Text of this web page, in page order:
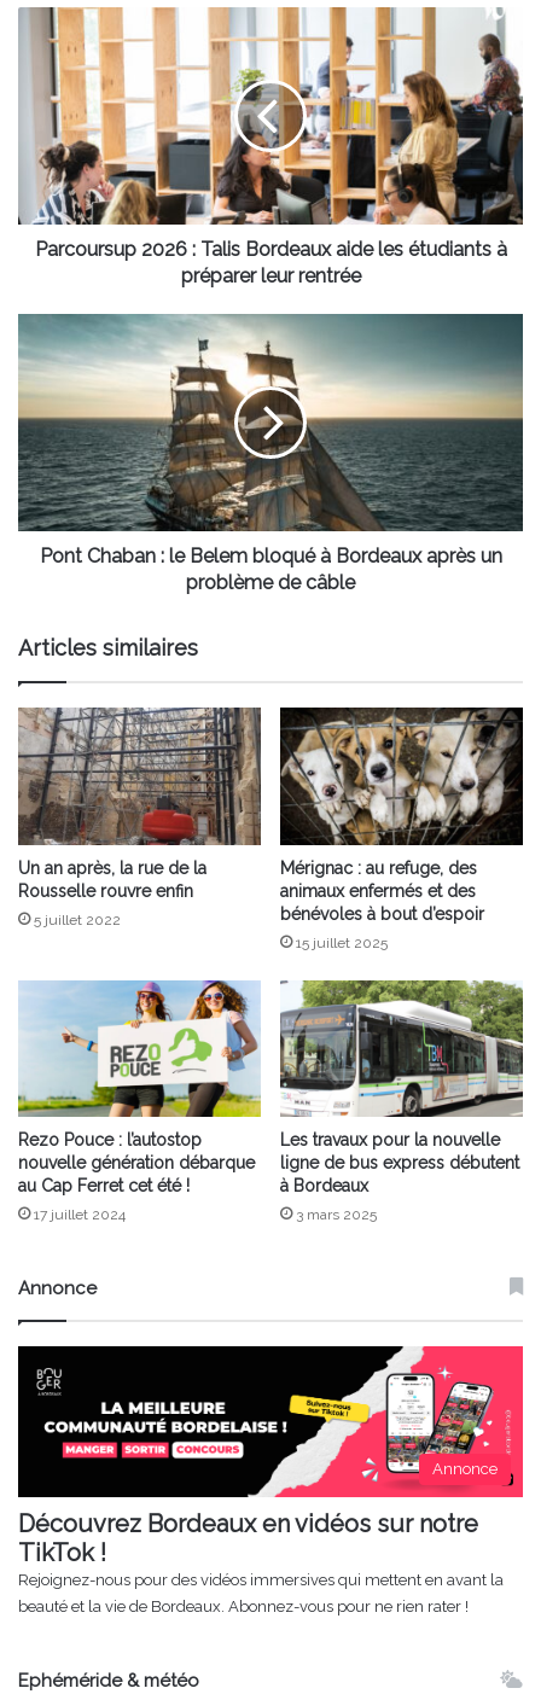
Parcoursup
2026
Bordeaux
aide
étudiants
à
préparer
Parcoursup 2026 : Talis Bordeaux aide les étudiants à
préparer leur rentrée
Chaban
Belem
bloqué
à
Bordeaux
après
Pont Chaban : le Belem bloqué à Bordeaux après un
problème de câble
Articles similaires
Un an après, la rue de la
Rousselle rouvre enfin
5 juillet 2022
Mérignac : au refuge, des
animaux enfermés et des
bénévoles à bout d’espoir
15 juillet 2025
Rezo Pouce : l’autostop
nouvelle génération débarque
au Cap Ferret cet été !
17 juillet 2024
Les travaux pour la nouvelle
ligne de bus express débutent
à Bordeaux
3 mars 2025
Annonce
Annonce
Découvrez Bordeaux en vidéos sur notre
TikTok !
Rejoignez-nous pour des vidéos immersives qui mettent en avant la
beauté et la vie de Bordeaux. Abonnez-vous pour ne rien rater !
Ephéméride & météo